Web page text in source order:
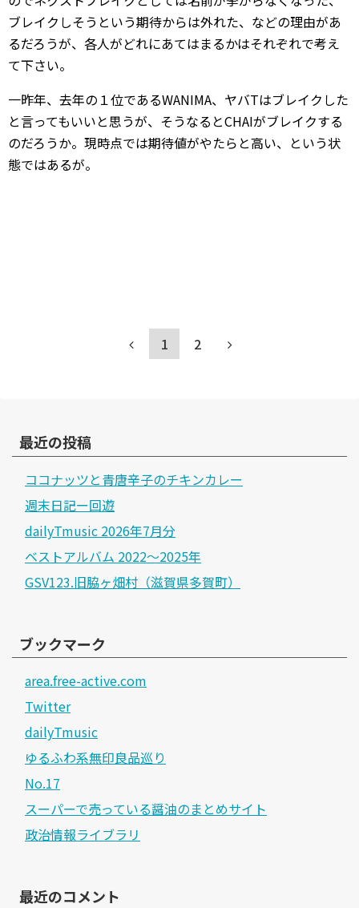
ブレイクしそうという期待からは外れた、などの理由があ
るだろうが、各人がどれにあてはまるかはそれぞれで考え
て下さい。
一昨年、去年の１位であるWANIMA、ヤバTはブレイクした
と言ってもいいと思うが、そうなるとCHAIがブレイクする
のだろうか。現時点では期待値がやたらと高い、という状
態ではあるが。
1 2
最近の投稿
ココナッツと青唐辛子のチキンカレー
週末日記ー回遊
dailyTmusic 2026年7月分
ベストアルバム 2022～2025年
GSV123.旧脇ヶ畑村（滋賀県多賀町）
ブックマーク
area.free-active.com
Twitter
dailyTmusic
ゆるふわ系無印良品巡り
No.17
スーパーで売っている醤油のまとめサイト
政治情報ライブラリ
最近のコメント